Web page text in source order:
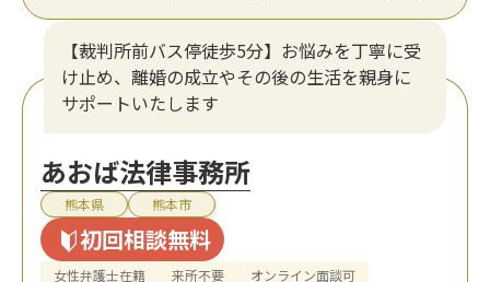
【裁判所前バス停徒歩5分】お悩みを丁寧に受
け止め、離婚の成立やその後の生活を親身に
サポートいたします
あおば法律事務所
熊本県 熊本市
初回相談無料
女性弁護士在籍 来所不要 オンライン面談可